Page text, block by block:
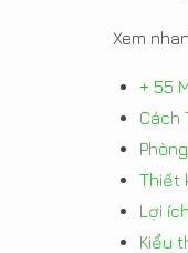
Xem
+ 55
Cách
Thiết
Lợi
Kiểu